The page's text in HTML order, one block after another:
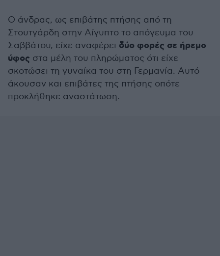
Ο άνδρας, ως επιβάτης πτήσης από τη
Στουτγάρδη στην Αίγυπτο το απόγευμα του
Σαββάτου, είχε αναφέρει δύο φορές σε ήρεμο
ύφος στα μέλη του πληρώματος ότι είχε
σκοτώσει τη γυναίκα του στη Γερμανία. Αυτό
άκουσαν και επιβάτες της πτήσης οπότε
προκλήθηκε αναστάτωση.